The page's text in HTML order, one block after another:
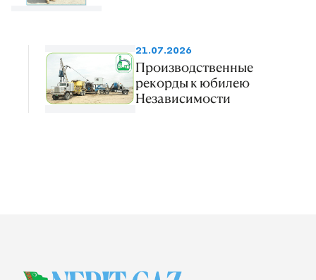
21.07.2026
Производственные
рекорды к юбилею
Независимости